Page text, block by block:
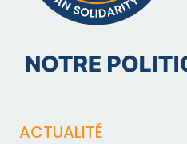
ACTUALITÉ